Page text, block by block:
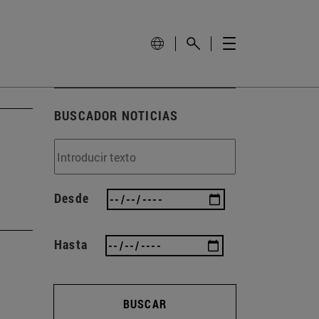
BUSCADOR NOTICIAS
Desde
Hasta
BUSCAR